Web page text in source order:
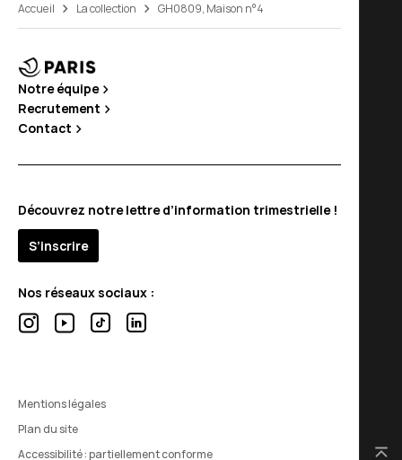
Accueil La collection GH0809, Maison n°4
Notre équipe
Recrutement
Contact
Découvrez notre lettre d’information trimestrielle !
S’inscrire
Nos réseaux sociaux :
Mentions légales
Plan du site
Accessibilité : partiellement conforme